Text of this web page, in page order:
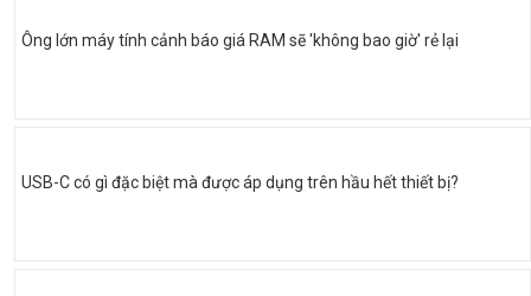
Ông lớn máy tính cảnh báo giá RAM sẽ 'không bao giờ' rẻ lại
USB-C có gì đặc biệt mà được áp dụng trên hầu hết thiết bị?